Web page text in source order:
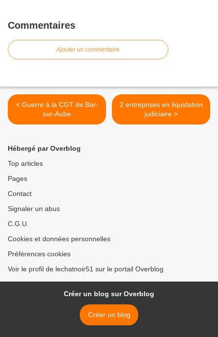
Commentaires
Ajouter un commentaire
< Guerre à la CGT de Bar-
sur-Aube
2 entreprises en liquidation
judiciaire >
Hébergé par Overblog
Top articles
Pages
Contact
Signaler un abus
C.G.U.
Cookies et données personnelles
Préférences cookies
Voir le profil de lechatnoir51 sur le portail Overblog
Créer un blog sur Overblog
Créer un blog